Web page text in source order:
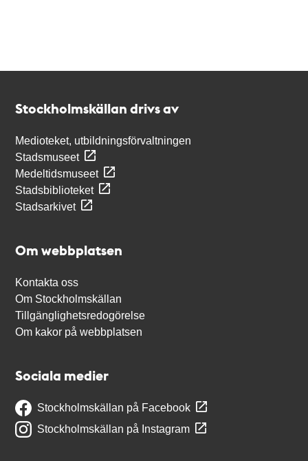
Stockholmskällan drivs av
Medioteket, utbildningsförvaltningen
Stadsmuseet
Medeltidsmuseet
Stadsbiblioteket
Stadsarkivet
Om webbplatsen
Kontakta oss
Om Stockholmskällan
Tillgänglighetsredogörelse
Om kakor på webbplatsen
Sociala medier
Stockholmskällan på Facebook
Stockholmskällan på Instagram